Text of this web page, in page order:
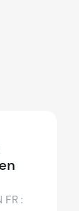
: